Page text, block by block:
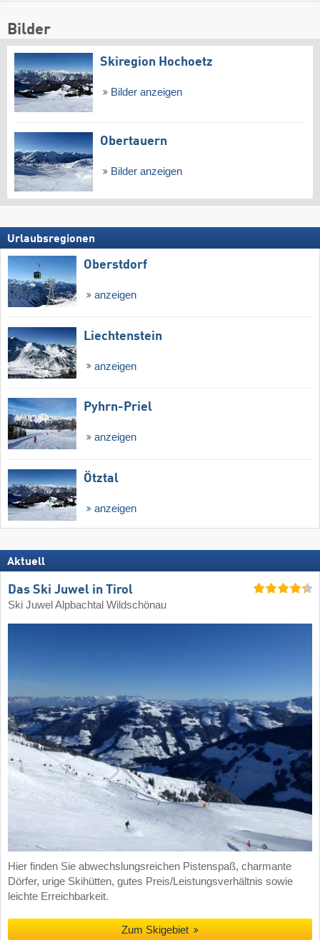
Bilder
Skiregion Hochoetz
Bilder anzeigen
Obertauern
Bilder anzeigen
Urlaubsregionen
Oberstdorf
anzeigen
Liechtenstein
anzeigen
Pyhrn-Priel
anzeigen
Ötztal
anzeigen
Aktuell
Das Ski Juwel in Tirol
Ski Juwel Alpbachtal Wildschönau
Hier finden Sie abwechslungsreichen Pistenspaß, charmante
Dörfer, urige Skihütten, gutes Preis/Leistungsverhältnis sowie
leichte Erreichbarkeit.
Zum Skigebiet